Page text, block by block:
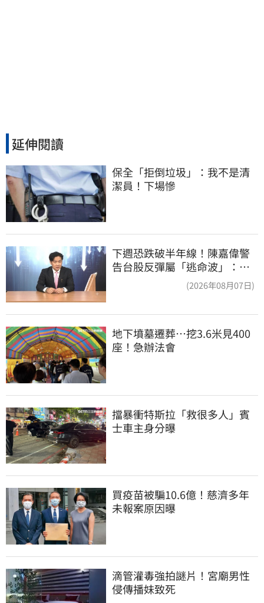
延伸閱讀
保全「拒倒垃圾」：我不是清
潔員！下場慘
下週恐跌破半年線！陳嘉偉警
告台股反彈屬「逃命波」：空
(2026年08月07日)
地下墳墓遷葬…挖3.6米見400
座！急辦法會
擋暴衝特斯拉「救很多人」賓
士車主身分曝
買疫苗被騙10.6億！慈濟多年
未報案原因曝
滴管灌毒強拍謎片！宮廟男性
侵傳播妹致死